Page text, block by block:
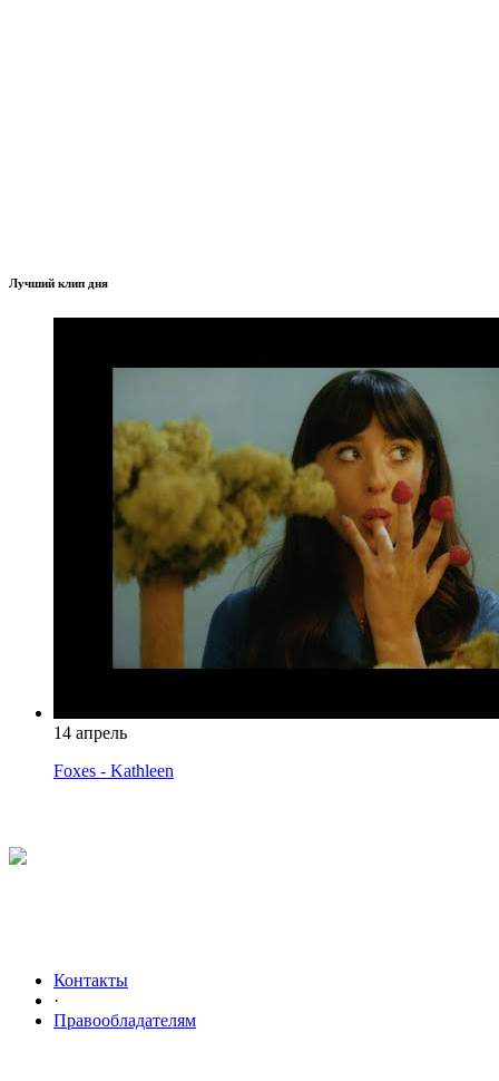
Лучший клип дня
14 апрель
Foxes - Kathleen
Контакты
·
Правообладателям